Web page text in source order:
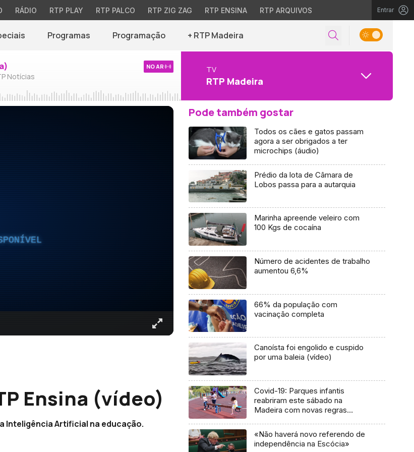
RÁDIO RTP PLAY RTP PALCO RTP ZIG ZAG RTP ENSINA RTP ARQUIVOS Entrar
Programas Programação + RTP Madeira
Notícias
NO AR TV
RTP Madeira
Ensina (vídeo)
Inteligência Artificial na educação.
Pode também gostar
Todos os cães e gatos passam
agora a ser obrigados a ter
microchips (áudio)
Prédio da lota de Câmara de
Lobos passa para a autarquia
Marinha apreende veleiro com
100 Kgs de cocaína
Número de acidentes de trabalho
aumentou 6,6%
66% da população com
vacinação completa
Canoísta foi engolido e cuspido
por uma baleia (vídeo)
Covid-19: Parques infantis
reabriram este sábado na
Madeira com novas regras
«Não haverá novo referendo de
independência na Escócia»